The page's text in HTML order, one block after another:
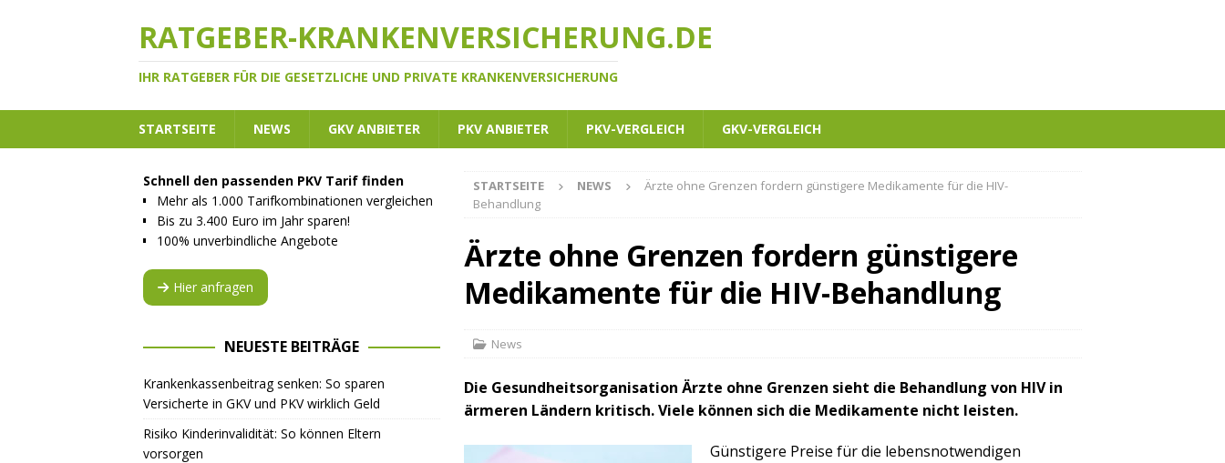
RATGEBER-KRANKENVERSICHERUNG.DE
IHR RATGEBER FÜR DIE GESETZLICHE UND PRIVATE KRANKENVERSICHERUNG
STARTSEITE NEWS GKV ANBIETER PKV ANBIETER PKV-VERGLEICH GKV-VERGLEICH
STARTSEITE NEWS
Ärzte ohne Grenzen fordern günstigere Medikamente für die HIV-
Behandlung
Ärzte ohne Grenzen fordern günstigere
Medikamente für die HIV-Behandlung
News
Die Gesundheitsorganisation Ärzte ohne Grenzen sieht die Behandlung von HIV in
ärmeren Ländern kritisch. Viele können sich die Medikamente nicht leisten.
Günstigere Preise für die lebensnotwendigen
Schnell den passenden PKV Tarif finden
Mehr als 1.000 Tarifkombinationen vergleichen
Bis zu 3.400 Euro im Jahr sparen!
100% unverbindliche Angebote
Hier anfragen
NEUESTE BEITRÄGE
Krankenkassenbeitrag senken: So sparen
Versicherte in GKV und PKV wirklich Geld
Risiko Kinderinvalidität: So können Eltern
vorsorgen